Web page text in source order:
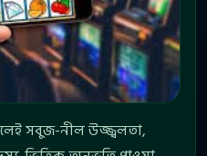
সবুজ-নীল উজ্জ্বলতা,